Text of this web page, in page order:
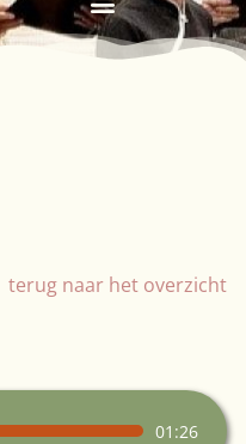
terug naar het overzicht
01:26